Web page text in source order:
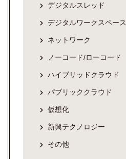
デジタルスレッド
デジタルワークスペース
ネットワーク
ノーコード/ローコード
ハイブリッドクラウド
パブリッククラウド
仮想化
新興テクノロジー
その他